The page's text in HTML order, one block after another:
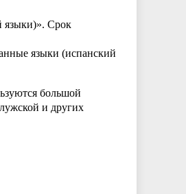
языки)». Срок
языки (испанский
большой
и других